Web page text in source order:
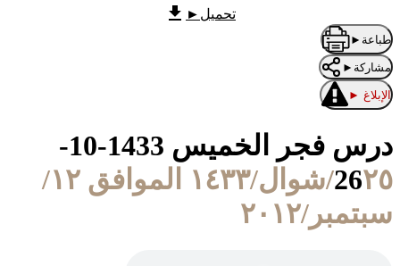
تحميل ►
طباعة ►
مشاركة ►
الإبلاغ ►
درس فجر الخميس 1433-10-
26
٢٥/شوال/١٤٣٣ الموافق ١٢/
سبتمبر/٢٠١٢